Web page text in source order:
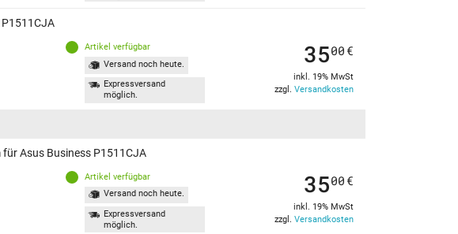
Artikel verfügbar
Versand noch heute.
Expressversand
möglich.
3500 €
inkl. 19% MwSt
zzgl. Versandkosten
Asus Business P1511CJA
Artikel verfügbar
Versand noch heute.
Expressversand
möglich.
3500 €
inkl. 19% MwSt
zzgl. Versandkosten